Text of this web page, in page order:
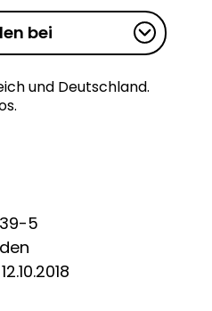
bei
und Deutschland.
5